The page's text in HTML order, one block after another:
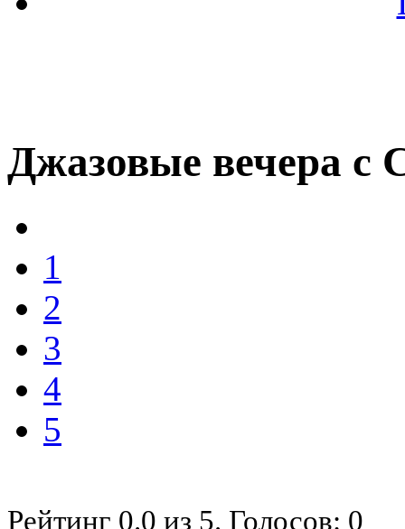
Джазовые вечера с
1
2
3
4
5
Рейтинг 0.0 из 5. Голосов: 0